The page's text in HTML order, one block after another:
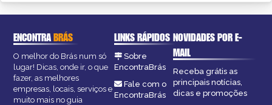
ENCONTRABRÁS
O melhor do Brás num só
lugar! Dicas, onde ir, o que
fazer, as melhores
empresas, locais, serviços e
muito mais no guia
LINKS RÁPIDOS
Sobre
EncontraBrás
Fale com o
EncontraBrás
NOVIDADES POR E-
MAIL
Receba grátis as
principais notícias,
dicas e promoções